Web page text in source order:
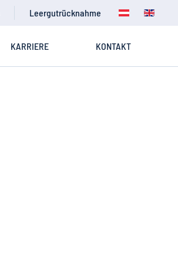
Leergutrücknahme
KARRIERE KONTAKT